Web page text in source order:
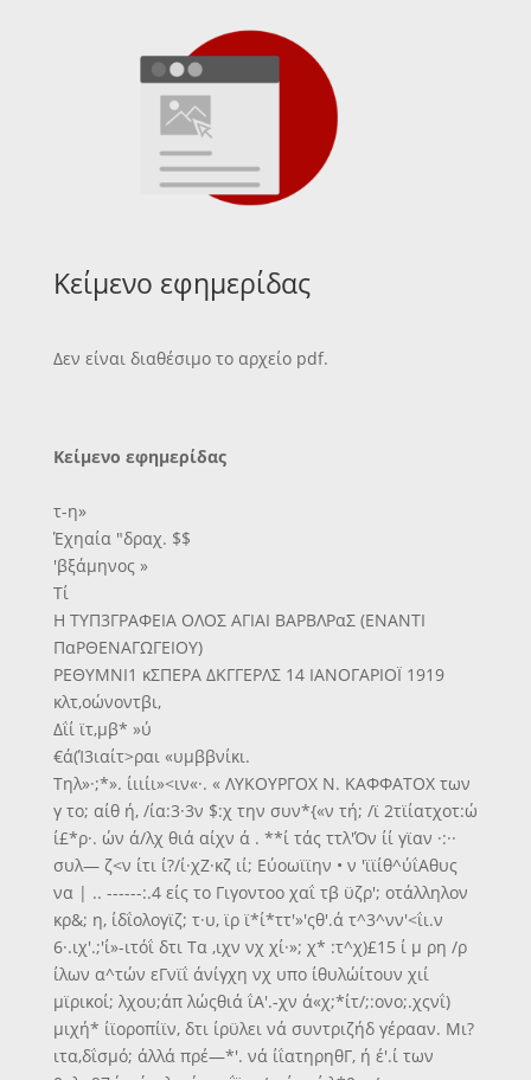
Κείμενο εφημερίδας
Δεν είναι διαθέσιμο το αρχείο pdf.
Κείμενο εφημερίδας
τ-η»
Έχηαία "δραχ. $$
'βξάμηνος »
Τί
Η ΤΥΠ3ΓΡΑΦΕΙΑ ΟΛΟΣ ΑΓΙΑΙ ΒΑΡΒΛΡαΣ (ΕΝΑΝΤΙ
ΠαΡΘΕΝΑΓΩΓΕΙΟΥ)
ΡΕΘΥΜΝΙ1 κΣΠΕΡΑ ΔΚΓΓΕΡΛΣ 14 ΙΑΝΟΓΑΡΙΟΪ 1919
κλτ,οώνοντβι,
Δΐί ϊτ,μβ* »ύ
€ά(Ί3ιαίτ>ραι «υμββνίκι.
Τηλ»·;*». ίιιίι»<ιν«·. « ΛΥΚΟΥΡΓΟΧ Ν. ΚΑΦΦΑΤΟΧ των
γ το; αίθ ή, /ία:3·3ν $:χ την συν*{«ν τή; /ϊ 2τϊίατχοτ:ώ
ί£*ρ·. ών ά/λχ θιά αίχν ά . **ί τάς ττλ'Όν ίί γϊαν ·:··
συλ— ζ<ν ίτι ί?/ί·χΖ·κζ ιί; Εύοωϊϊην • ν 'ϊϊίθ^ύΐΑθυς
να | .. ------:.4 είς το Γιγοντοο χαΐ τβ ϋζρ'; οτάλληλον
κρ&; η, ίδΐολογϊζ; τ·υ, ϊρ ϊ*ί*ττ'»'ςθ'.ά τ^3^νν'<ΐι.ν
6·.ιχ'.;'ί»-ιτόΐ δτι Τα ,ιχν νχ χί·»; χ* :τ^χ)£15 ί μ ρη /ρ
ίλων α^τών εΓνϊΐ άνίγχη νχ υπο ίθυλώίτουν χιί
μϊρικοί; λχου;άπ λώςθιά ΐΑ'.-χν ά«χ;*ίτ/;:ονο;.χςνΐ)
μιχή* ίϊοροπίϊν, δτι ίρϋλει νά συντριζήδ γέρααν. Μι?
ιτα,δΐσμό; άλλά πρέ—*'. νά ίΐατηρηθΓ, ή έ'.ί των